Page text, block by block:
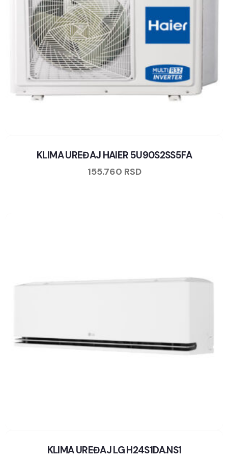
KLIMA UREĐAJ HAIER 5U90S2SS5FA
155.760 RSD
KLIMA UREĐAJ LG H24S1DA.NS1